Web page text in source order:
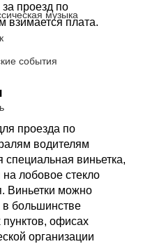
музыка
события
за проезд по
взимается плата.
проезда по
водителям
специальная виньетка,
на лобовое стекло
Виньетки можно
в большинстве
пунктов, офисах
организации